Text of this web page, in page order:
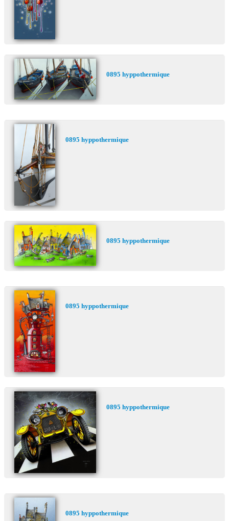
0895 hyppothermique
0895 hyppothermique
0895 hyppothermique
0895 hyppothermique
0895 hyppothermique
0895 hyppothermique